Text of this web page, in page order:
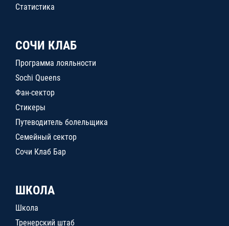
Статистика
СОЧИ КЛАБ
Программа лояльности
Sochi Queens
Фан-сектор
Стикеры
Путеводитель болельщика
Семейный сектор
Сочи Клаб Бар
ШКОЛА
Школа
Тренерский штаб